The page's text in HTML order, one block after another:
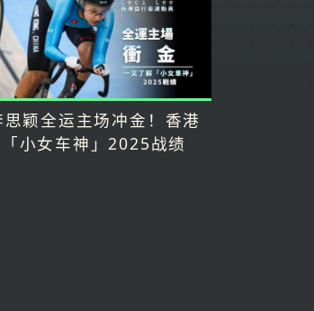
思颖全运主场冲金！香港
「小女车神」2025战绩